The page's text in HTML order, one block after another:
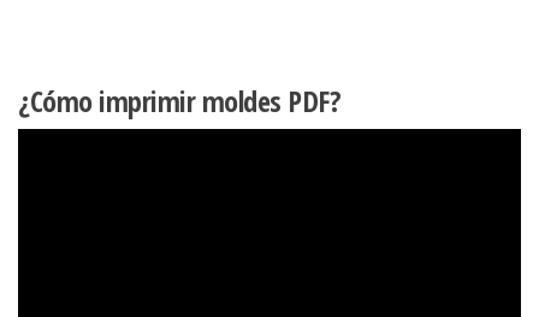
¿Cómo imprimir moldes PDF?